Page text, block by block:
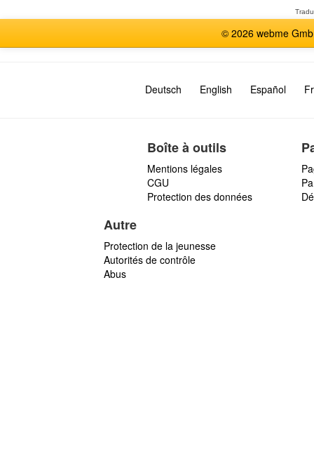
© 2026 webme
Deutsch English Español
Boîte à outils
Mentions légales
CGU
Protection des données
Autre
Protection de la jeunesse
Autorités de contrôle
Abus